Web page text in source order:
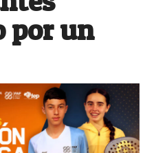
por un